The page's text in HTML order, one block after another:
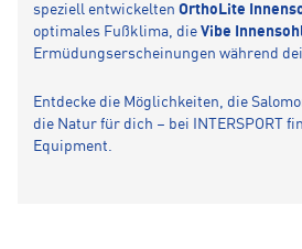
speziell entwickelten OrthoLite
optimales Fußklima, die Vibe
Ermüdungserscheinungen während
Entdecke die Möglichkeiten, die
die Natur für dich – bei INTERSPORT
Equipment.